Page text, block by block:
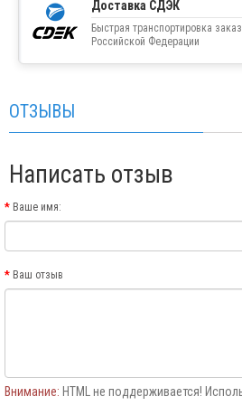
Доставка СДЭК
Быстрая транспортировка
Российской Федерации
ОТЗЫВЫ
Написать отзыв
Ваше имя:
Ваш отзыв
Внимание: HTML не поддерживается!